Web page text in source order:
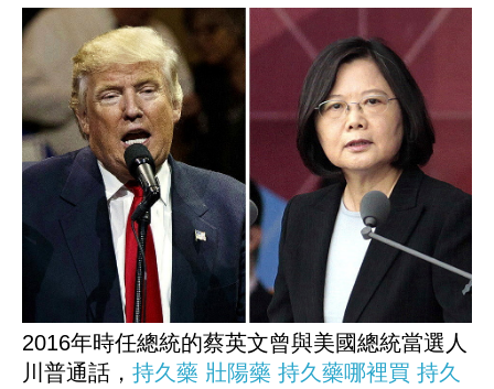
2016年時任總統的蔡英文曾與美國總統當選人
川普通話， 持久藥 壯陽藥 持久藥哪裡買 持久